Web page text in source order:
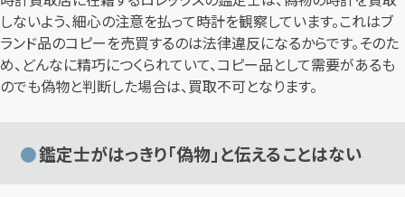
しないよう、細心の注意を払って時計を観察しています。これはブ
ランド品のコピーを売買するのは法律違反になるからです。そのた
め、どんなに精巧につくられていて、コピー品として需要があるも
のでも偽物と判断した場合は、買取不可となります。
鑑定士がはっきり「偽物」と伝えることはない